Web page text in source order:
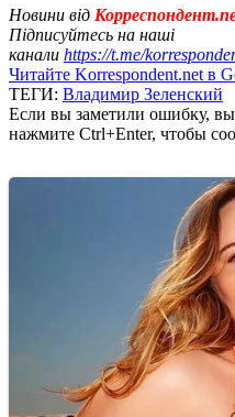
Новини від
Підписуйтесь на наші
канали https://t.me/
Читайте Korrespondent.net в
ТЕГИ: Владимир Зеленский
Если вы заметили ошибку,
нажмите Ctrl+Enter, чтобы